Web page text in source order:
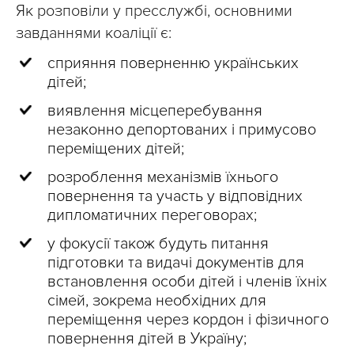
Як розповіли у пресслужбі, основними
завданнями коаліції є:
сприяння поверненню українських
дітей;
виявлення місцеперебування
незаконно депортованих і примусово
переміщених дітей;
розроблення механізмів їхнього
повернення та участь у відповідних
дипломатичних переговорах;
у фокусії також будуть питання
підготовки та видачі документів для
встановлення особи дітей і членів їхніх
сімей, зокрема необхідних для
переміщення через кордон і фізичного
повернення дітей в Україну;